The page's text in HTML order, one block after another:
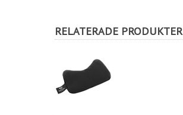
RELATERADE PRODUKTER